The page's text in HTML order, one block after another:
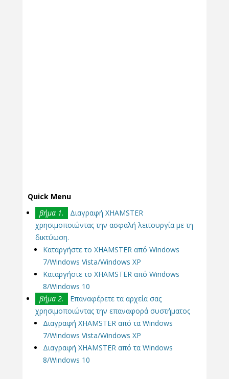
Quick Menu
βήμα 1.
Διαγραφή XHAMSTER
χρησιμοποιώντας την ασφαλή λειτουργία με τη
δικτύωση.
Καταργήστε το XHAMSTER από Windows
7/Windows Vista/Windows XP
Καταργήστε το XHAMSTER από Windows
8/Windows 10
βήμα 2.
Επαναφέρετε τα αρχεία σας
χρησιμοποιώντας την επαναφορά συστήματος
Διαγραφή XHAMSTER από τα Windows
7/Windows Vista/Windows XP
Διαγραφή XHAMSTER από τα Windows
8/Windows 10